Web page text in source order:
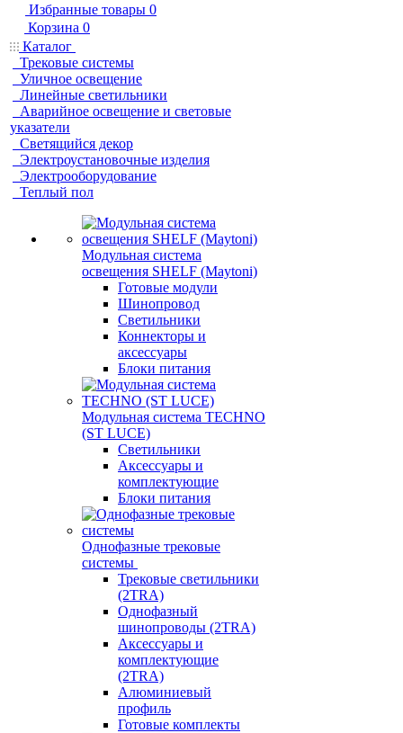
Избранные товары 0
Корзина 0
Каталог
Трековые системы
Уличное освещение
Линейные светильники
Аварийное освещение и световые
указатели
Светящийся декор
Электроустановочные изделия
Электрооборудование
Теплый пол
Модульная система
освещения SHELF (Maytoni)
Готовые модули
Шинопровод
Светильники
Коннекторы и
аксессуары
Блоки питания
Модульная система TECHNO
(ST LUCE)
Светильники
Аксессуары и
комплектующие
Блоки питания
Однофазные трековые
системы
Трековые светильники
(2TRA)
Однофазный
шинопроводы (2TRA)
Аксессуары и
комплектующие
(2TRA)
Алюминиевый
профиль
Готовые комплекты